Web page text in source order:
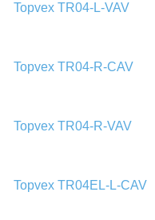
Topvex TR04-L-VAV
Topvex TR04-R-CAV
Topvex TR04-R-VAV
Topvex TR04EL-L-CAV